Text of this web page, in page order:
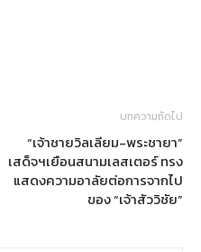
บทความถัดไป
“เจ้าชายวิลเลียม-พระชายา”
เสด็จฯเยือนสนามเลสเตอร์ ทรง
แสดงความอาลัยต่อการจากไป
ของ “เจ้าสัววิชัย”